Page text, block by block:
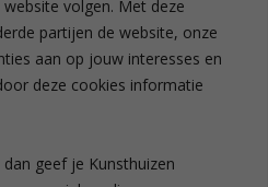
volgen. Met deze
partijen de website, onze
aan op jouw interesses en
deze cookies informatie
geef je Kunsthuizen